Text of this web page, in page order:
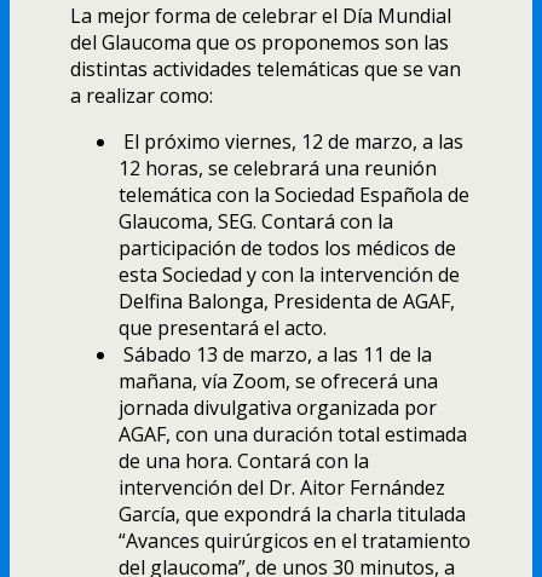
La mejor forma de celebrar el Día Mundial
del Glaucoma que os proponemos son las
distintas actividades telemáticas que se van
a realizar como:
El próximo viernes, 12 de marzo, a las
12 horas, se celebrará una reunión
telemática con la Sociedad Española de
Glaucoma, SEG. Contará con la
participación de todos los médicos de
esta Sociedad y con la intervención de
Delfina Balonga, Presidenta de AGAF,
que presentará el acto.
Sábado 13 de marzo, a las 11 de la
mañana, vía Zoom, se ofrecerá una
jornada divulgativa organizada por
AGAF, con una duración total estimada
de una hora. Contará con la
intervención del Dr. Aitor Fernández
García, que expondrá la charla titulada
“Avances quirúrgicos en el tratamiento
del glaucoma”, de unos 30 minutos, a